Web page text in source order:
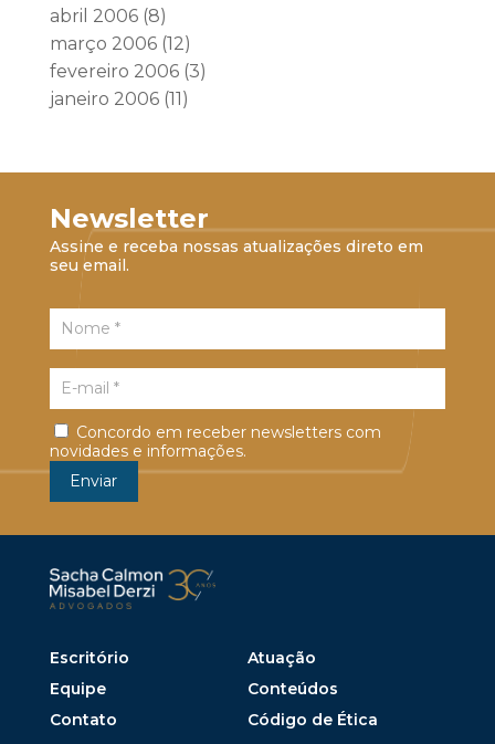
abril 2006(8)
março 2006(12)
fevereiro 2006(3)
janeiro 2006(11)
Newsletter
Assine e receba nossas atualizações direto em
seu email.
Concordo em receber newsletters com
novidades e informações.
Escritório
Atuação
Equipe
Conteúdos
Contato
Código de Ética